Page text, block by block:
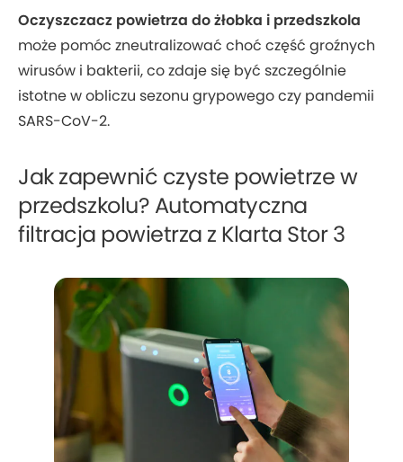
Oczyszczacz powietrza do żłobka i przedszkola
może pomóc zneutralizować choć część groźnych
wirusów i bakterii, co zdaje się być szczególnie
istotne w obliczu sezonu grypowego czy pandemii
SARS-CoV-2.
Jak zapewnić czyste powietrze w
przedszkolu? Automatyczna
filtracja powietrza z Klarta Stor 3